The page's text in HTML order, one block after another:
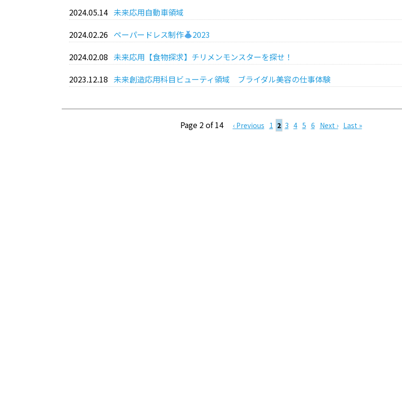
2024.05.14 未来応用自動車領域
2024.02.26 ペーパードレス制作
2023
2024.02.08 未来応用【食物探求】チリメンモンスターを探せ！
2023.12.18 未来創造応用科目ビューティ領域 ブライダル美容の仕事体験
Page 2 of 14 ‹ Previous 1 2 3 4 5 6 Next › Last »